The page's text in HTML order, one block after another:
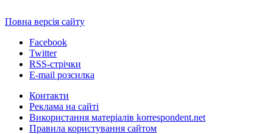
Повна версія сайту
Facebook
Twitter
RSS-стрічки
E-mail розсилка
Контакти
Реклама на сайті
Використання матеріалів korrespondent.net
Правила користування сайтом